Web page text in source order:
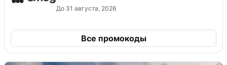
До 31 августа, 2026
Все промокоды